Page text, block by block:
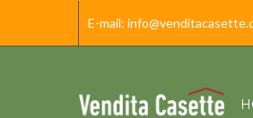
E-mail: